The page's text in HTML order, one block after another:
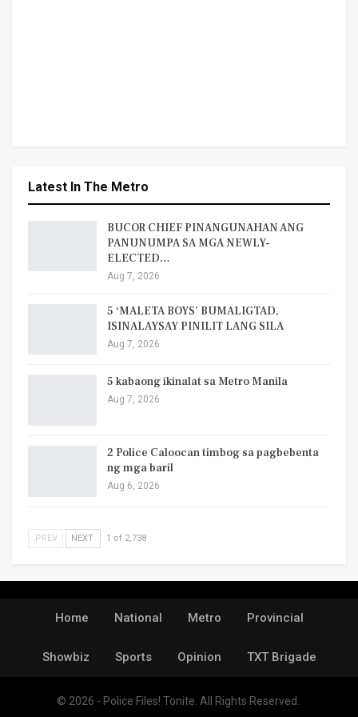
Latest In The Metro
BUCOR CHIEF PINANGUNAHAN ANG
PANUNUMPA SA MGA NEWLY-
ELECTED…
Aug 7, 2026
5 ‘MALETA BOYS’ BUMALIGTAD,
ISINALAYSAY PINILIT LANG SILA
Aug 7, 2026
5 kabaong ikinalat sa Metro Manila
Aug 7, 2026
2 Police Caloocan timbog sa pagbebenta
ng mga baril
Aug 6, 2026
PREV NEXT 1 of 2,738
Home National Metro Provincial
Showbiz Sports Opinion TXT Brigade
© 2026 - Police Files! Tonite. All Rights Reserved.